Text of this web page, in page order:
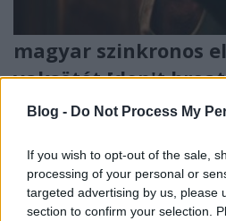
Blog - Do Not Process My
If you wish to opt-out of the sale,
processing of your personal or
targeted advertising by us, please
section to confirm your selection.
magyar szinkronos
vaksötét [don't
Richter Géza•2016. június 01.
Időközben elkészült a
szinkronizált verziója. Lesz
kölkök...